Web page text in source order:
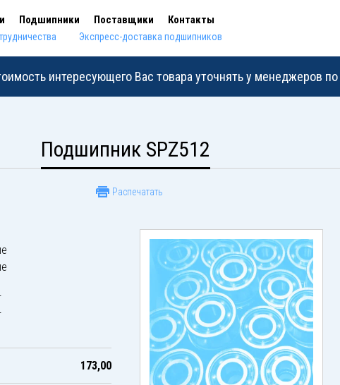
Подшипники Поставщики Контакты
Экспресс-доставка подшипников
интересующего Вас товара уточнять у менеджеров
Подшипник SPZ512
Распечатать
173,00